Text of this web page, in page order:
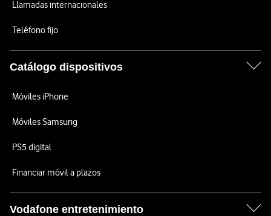
Llamadas internacionales
Teléfono fijo
Catálogo dispositivos
Móviles iPhone
Móviles Samsung
PS5 digital
Financiar móvil a plazos
Vodafone entretenimiento